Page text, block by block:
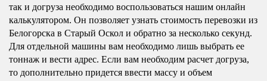
так и догруза необходимо воспользоваться нашим онлайн
калькулятором. Он позволяет узнать стоимость перевозки из
Белогорска в Старый Оскол и обратно за несколько секунд.
Для отдельной машины вам необходимо лишь выбрать ее
тоннаж и вести адрес. Если вам необходим расчет догруза,
то дополнительно придется ввести массу и объем